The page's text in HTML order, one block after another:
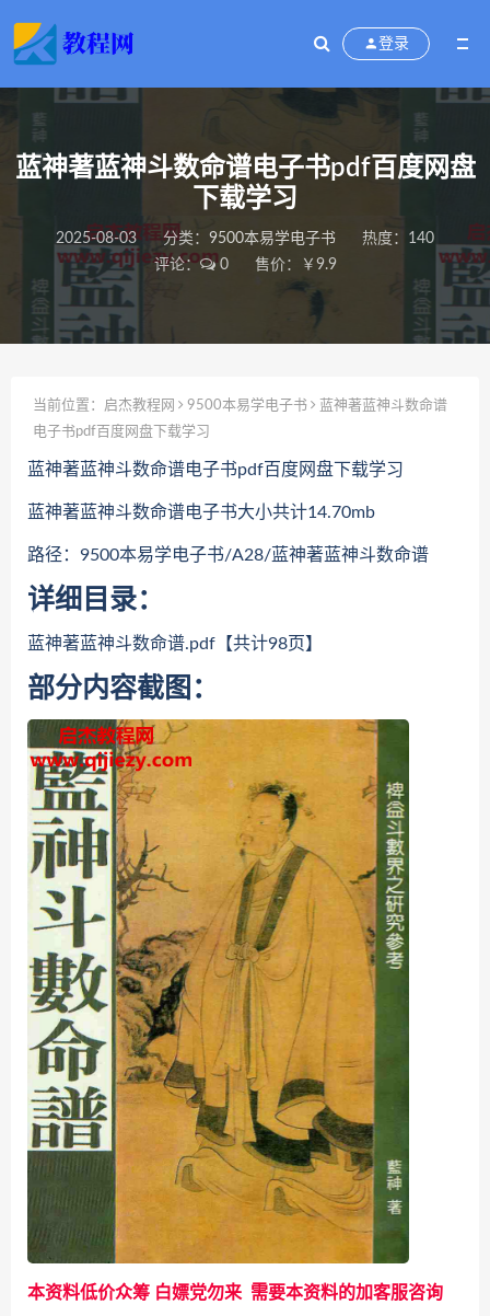
登录
蓝神著蓝神斗数命谱电子书pdf百度网盘
下载学习
2025-08-03 分类： 9500本易学电子书
热度：140
评论：
0 售价：￥9.9
当前位置： 启杰教程网 9500本易学电子书
蓝神著蓝神斗数命谱
电子书pdf百度网盘下载学习
蓝神著蓝神斗数命谱电子书pdf百度网盘下载学习
蓝神著蓝神斗数命谱电子书大小共计14.70mb
路径：9500本易学电子书/A28/蓝神著蓝神斗数命谱
详细目录：
蓝神著蓝神斗数命谱.pdf【共计98页】
部分内容截图：
本资料低价众筹 白嫖党勿来 需要本资料的加客服咨询